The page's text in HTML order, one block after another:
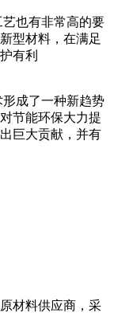
也有非常高的要
型材料，在满足
有利
成了一种新趋势
节能环保大力提
巨大贡献，并有
材料供应商，采